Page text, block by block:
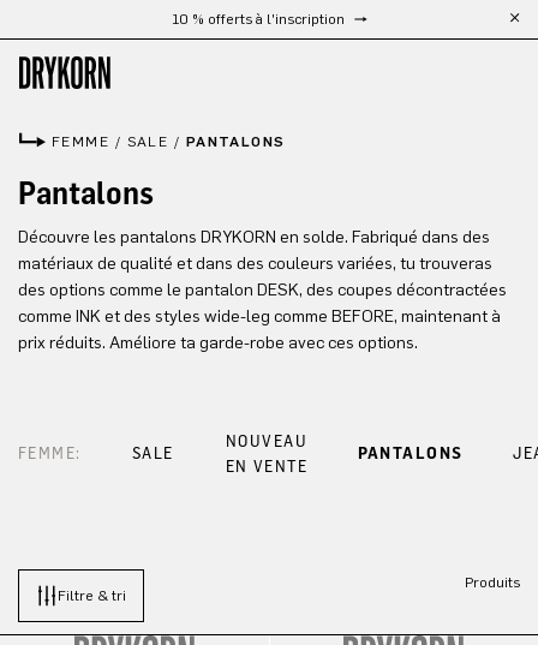
Passer au contenu principal10 % offerts à l'inscription
FEMME / SALE / PANTALONS
Pantalons
Découvre les pantalons DRYKORN en solde. Fabriqué dans des
matériaux de qualité et dans des couleurs variées, tu trouveras
des options comme le pantalon DESK, des coupes décontractées
comme INK et des styles wide-leg comme BEFORE, maintenant à
prix réduits. Améliore ta garde-robe avec ces options.
FEMME: SALE
NOUVEAU
EN VENTE
PANTALONS
Filtre & tri
Produits